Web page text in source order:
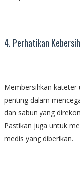
4. Perhatikan
Membersihkan kateter
penting dalam
dan sabun yang
Pastikan juga untuk
medis yang diberikan.